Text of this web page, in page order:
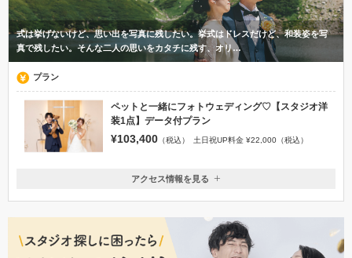
式は挙げないけど、思い出を写真に残したい。挙式はドレスだけど、和装姿を写
真で残したい。そんな二人の思いをカタチに残す、オリ…
プラン
ペットと一緒にフォトウェディング♡【スタジオ洋
装1点】データ付プラン
¥103,400 （税込） 土日祝UP料金 ¥22,000（税込）
富山県富山市堀川町338
南富山駅／北陸自動車道富山ＩＣより車で５分
076-422-5225
アクセス情報を見る